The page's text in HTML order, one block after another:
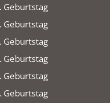
Geburtstag
Geburtstag
Geburtstag
Geburtstag
Geburtstag
Geburtstag